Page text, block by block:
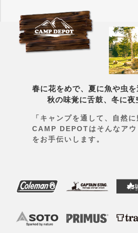
春に花をめで、夏に魚や虫を
秋の味覚に舌鼓、冬に夜
「キャンプを通して、自然に
CAMP DEPOTはそんなアウ
をお手伝いします。